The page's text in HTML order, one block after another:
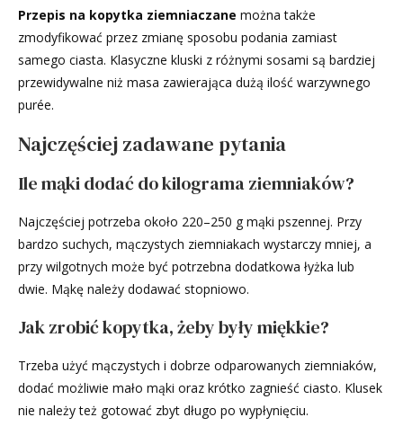
Przepis na kopytka ziemniaczane można także
zmodyfikować przez zmianę sposobu podania zamiast
samego ciasta. Klasyczne kluski z różnymi sosami są bardziej
przewidywalne niż masa zawierająca dużą ilość warzywnego
purée.
Najczęściej zadawane pytania
Ile mąki dodać do kilograma ziemniaków?
Najczęściej potrzeba około 220–250 g mąki pszennej. Przy
bardzo suchych, mączystych ziemniakach wystarczy mniej, a
przy wilgotnych może być potrzebna dodatkowa łyżka lub
dwie. Mąkę należy dodawać stopniowo.
Jak zrobić kopytka, żeby były miękkie?
Trzeba użyć mączystych i dobrze odparowanych ziemniaków,
dodać możliwie mało mąki oraz krótko zagnieść ciasto. Klusek
nie należy też gotować zbyt długo po wypłynięciu.